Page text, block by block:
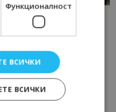
Функционалност
ВСИЧКИ
ВСИЧКИ